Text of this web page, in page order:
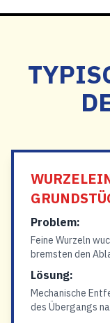
Problem:
Feine Wurzeln
bremsten den
Lösung:
Mechanische
des Übergangs